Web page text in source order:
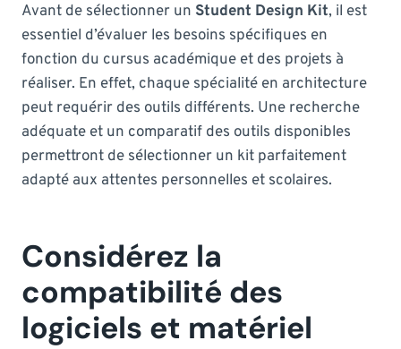
Avant de sélectionner un Student Design Kit, il est
essentiel d’évaluer les besoins spécifiques en
fonction du cursus académique et des projets à
réaliser. En effet, chaque spécialité en architecture
peut requérir des outils différents. Une recherche
adéquate et un comparatif des outils disponibles
permettront de sélectionner un kit parfaitement
adapté aux attentes personnelles et scolaires.
Considérez la
compatibilité des
logiciels et matériel